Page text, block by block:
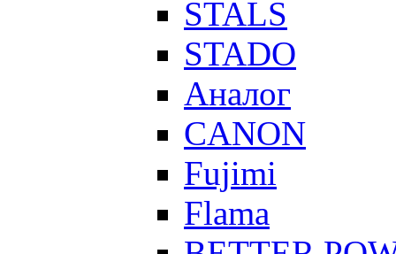
STALS
STADO
Аналог
CANON
Fujimi
Flama